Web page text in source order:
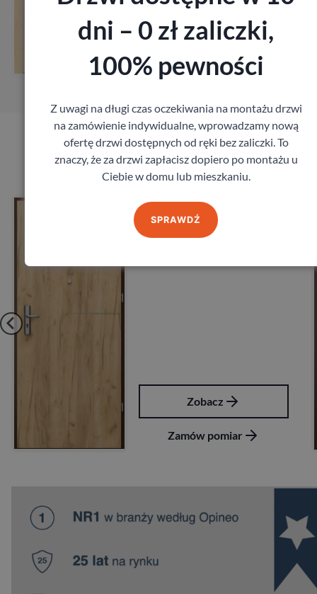
Zobacz
Zamów
Produkty marki Porta
Opal
dni – 0 zł zaliczki,
100% pewności
Z uwagi na długi czas oczekiwania na montażu drzwi
na zamówienie indywidualne, wprowadzamy nową
ofertę drzwi dostępnych od ręki bez zaliczki. To
znaczy, że za drzwi zapłacisz dopiero po montażu u
Ciebie w domu lub mieszkaniu.
SPRAWDŹ